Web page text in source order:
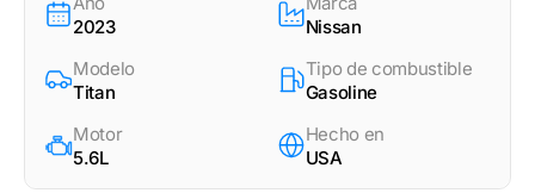
2023
Nissan
Modelo
Titan
Tipo de combustible
Gasoline
Motor
5.6L
Hecho en
USA